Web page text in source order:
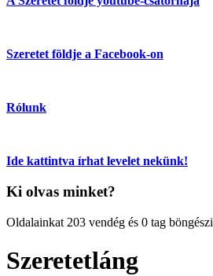
Szeretet földje a Facebook-on
Rólunk
Ide kattintva írhat levelet nekünk!
Ki olvas minket?
Oldalainkat 203 vendég és 0 tag böngészi
Szeretetláng